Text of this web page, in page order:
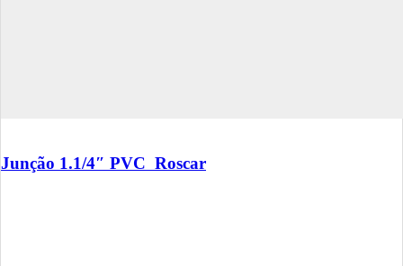
Junção 1.1/4″ PVC Roscar